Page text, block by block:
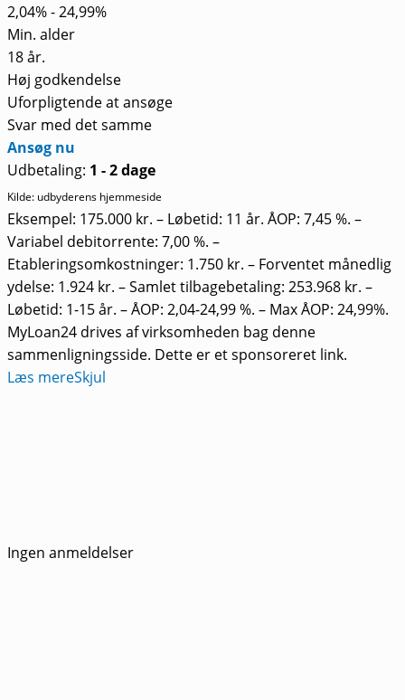
2,04% - 24,99%
Min. alder
18 år.
Høj godkendelse
Uforpligtende at ansøge
Svar med det samme
Ansøg nu
Udbetaling: 1 - 2 dage
Kilde: udbyderens hjemmeside
Eksempel: 175.000 kr. – Løbetid: 11 år. ÅOP: 7,45 %. –
Variabel debitorrente: 7,00 %. –
Etableringsomkostninger: 1.750 kr. – Forventet månedlig
ydelse: 1.924 kr. – Samlet tilbagebetaling: 253.968 kr. –
Løbetid: 1-15 år. – ÅOP: 2,04-24,99 %. – Max ÅOP: 24,99%.
MyLoan24 drives af virksomheden bag denne
sammenligningsside. Dette er et sponsoreret link.
Læs mereSkjul
Ingen anmeldelser